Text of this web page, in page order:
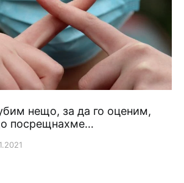
нещо, за да го оценим,
посрещнахме…